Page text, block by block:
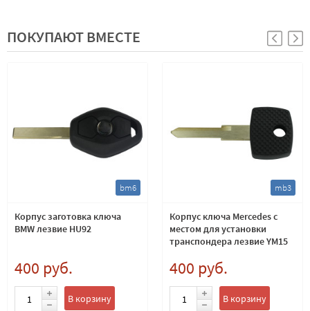
ПОКУПАЮТ ВМЕСТЕ
bm6
Корпус заготовка ключа
BMW лезвие HU92
400 руб.
В корзину
mb3
Корпус ключа Mercedes с
местом для установки
транспондера лезвие YM15
400 руб.
В корзину